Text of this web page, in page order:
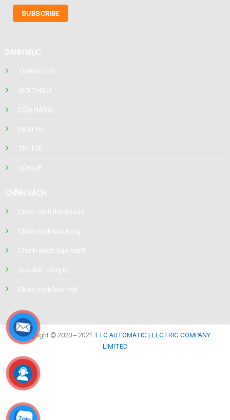
DANH MỤC
TRANG CHỦ
GIỚI THIỆU
CỬA HÀNG
DỊCH VỤ
TIN TỨC
LIÊN HỆ
CHÍNH SÁCH
Chính sách thanh toán
Chính sách bán hàng
Chính sách bảo hành
Quy định công ty
Chính sách bảo mật
Copyright © 2020 – 2021 TTC AUTOMATIC ELECTRIC COMPANY
LIMITED